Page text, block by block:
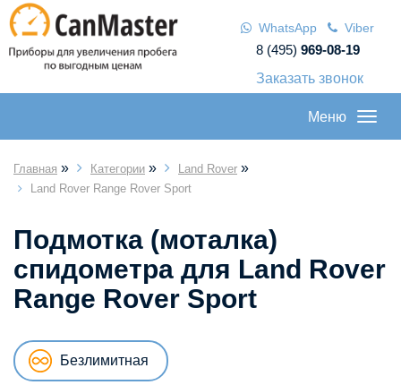
WhatsApp
Viber
8 (495) 969-08-19
Заказать звонок
Меню
Главная » Категории » Land Rover »
Land Rover Range Rover Sport
Подмотка (моталка)
спидометра для Land Rover
Range Rover Sport
Безлимитная